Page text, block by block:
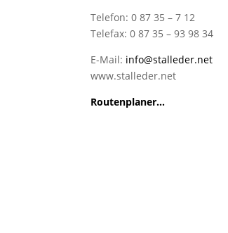
Telefon: 0 87 35 – 7 12
Telefax: 0 87 35 – 93 98 34
E-Mail: info@stalleder.net
www.stalleder.net
Routenplaner...